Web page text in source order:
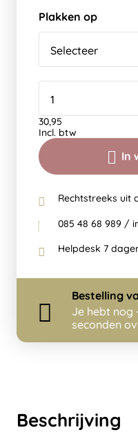
Beschrijving
Plakken op
In
30,95
Incl. btw
Rechtstreeks uit
085 48 68 989 /
Helpdesk 7
Bestelling
Je hebt nog
seconden